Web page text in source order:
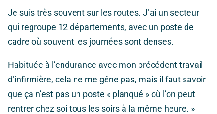
Je suis très souvent sur les routes. J’ai un secteur
qui regroupe 12 départements, avec un poste de
cadre où souvent les journées sont denses.
Habituée à l’endurance avec mon précédent travail
d’infirmière, cela ne me gêne pas, mais il faut savoir
que ça n’est pas un poste « planqué » où l’on peut
rentrer chez soi tous les soirs à la même heure. »